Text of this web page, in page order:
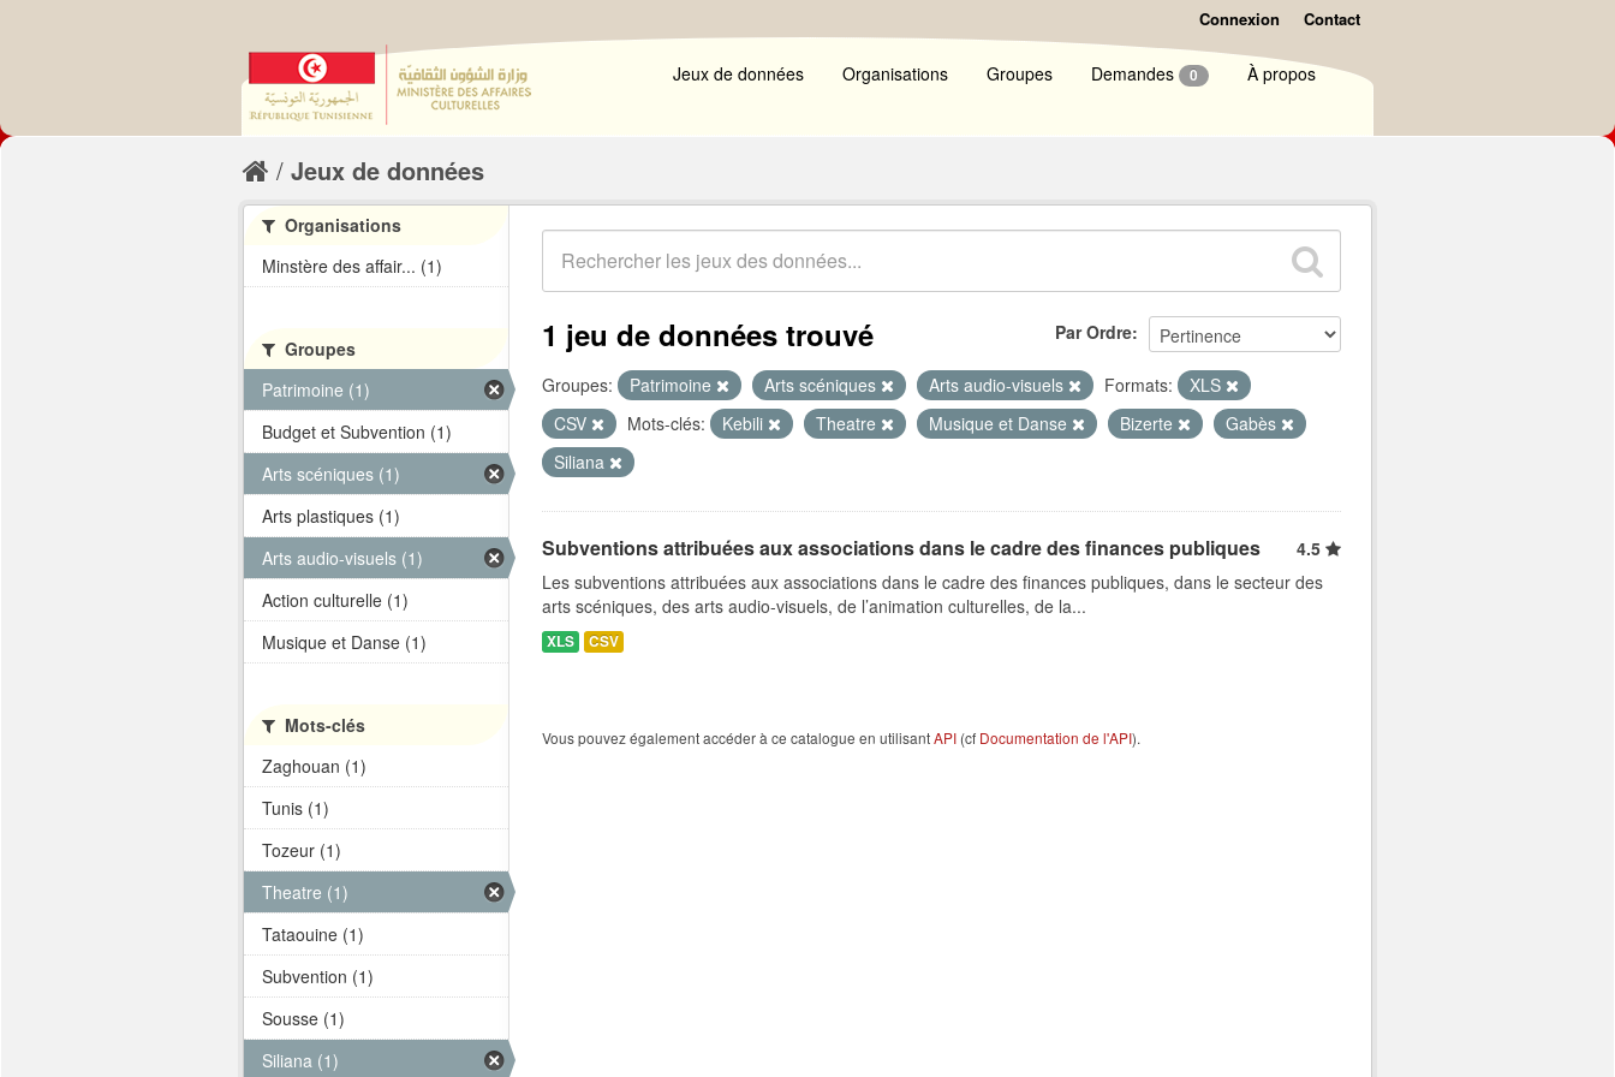
Connexion Contact
Jeux de données Organisations Groupes Demandes 0 À propos
Jeux de données
Par Ordre
1 jeu de données trouvé
Groupes: Patrimoine Arts scéniques Arts audio-visuels Formats:
XLS
CSV
Mots-clés: Kebili Theatre Musique et Danse Bizerte
Gabès
Siliana
Subventions attribuées aux associations dans le cadre des finances publiques
4.5
Les subventions attribuées aux associations dans le cadre des finances publiques, dans le secteur des
arts scéniques, des arts audio-visuels, de l’animation culturelles, de la...
XLS CSV
Vous pouvez également accéder à ce catalogue en utilisantAPI (cf Documentation de l'API).
Organisations
Minstère des affair... (1)
Groupes
Patrimoine (1)
Budget et Subvention (1)
Arts scéniques (1)
Arts plastiques (1)
Arts audio-visuels (1)
Action culturelle (1)
Musique et Danse (1)
Mots-clés
Zaghouan (1)
Tunis (1)
Tozeur (1)
Theatre (1)
Tataouine (1)
Subvention (1)
Sousse (1)
Siliana (1)